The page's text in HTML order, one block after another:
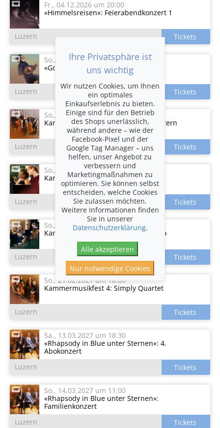
Fr., 04.12.2026 um 20:00
«Himmelsreisen»: Feierabendkonzert 1
Luzern
So., 10.01.2027um 17:00
«Goldene Saiten»: 3. Abokonzert
Luzern
So., 21.02.2027um 14:30
Kammermusikfest 1: Klangcombi Luzern
Luzern
So., 21.02.2027 um 15:30
Kammermusikfest 2: Druml Sisters
Luzern
So., 21.02.2027um 17:00
Kammermusikfest 3: Paddington Trio
Luzern
So., 21.02.2027 um 18:00
Kammermusikfest 4: Simply Quartet
Luzern
Sa., 13.03.2027 um 18:30
«Rhapsody in Blue unter Sternen»: 4.
Abokonzert
Luzern
So., 14.03.2027 um 11:00
«Rhapsody in Blue unter Sternen»:
Familienkonzert
Luzern
Ihre Privatsphäre ist
uns wichtig
Wir nutzen Cookies, um Ihnen
ein optimales
Einkaufserlebnis zu bieten.
Einige sind für den Betrieb
des Shops unerlässlich,
während andere – wie der
Facebook-Pixel und der
Google Tag Manager – uns
helfen, unser Angebot zu
verbessern und
Marketingmaßnahmen zu
optimieren. Sie können selbst
entscheiden, welche Cookies
Sie zulassen möchten.
Weitere Informationen finden
Sie in unserer
Datenschutzerklärung.
Alle akzeptieren
Nur notwendige Cookies